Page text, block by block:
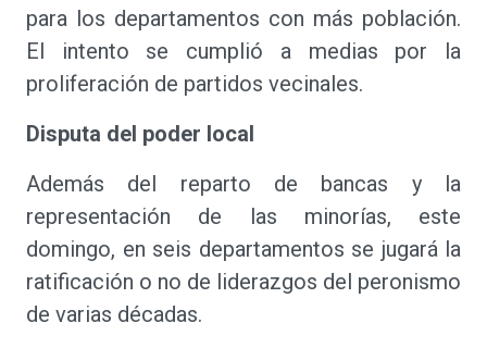
para los departamentos con más población.
El intento se cumplió a medias por la
proliferación de partidos vecinales.
Disputa del poder local
Además del reparto de bancas y la
representación de las minorías, este
domingo, en seis departamentos se jugará la
ratificación o no de liderazgos del peronismo
de varias décadas.